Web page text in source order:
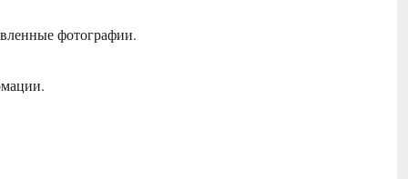
фотографии.